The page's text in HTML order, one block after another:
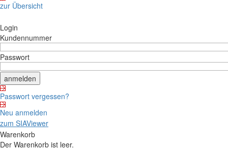
zur Übersicht
Login
Kundennummer
Passwort
Passwort vergessen?
Neu anmelden
zum SIAViewer
Warenkorb
Der Warenkorb ist leer.